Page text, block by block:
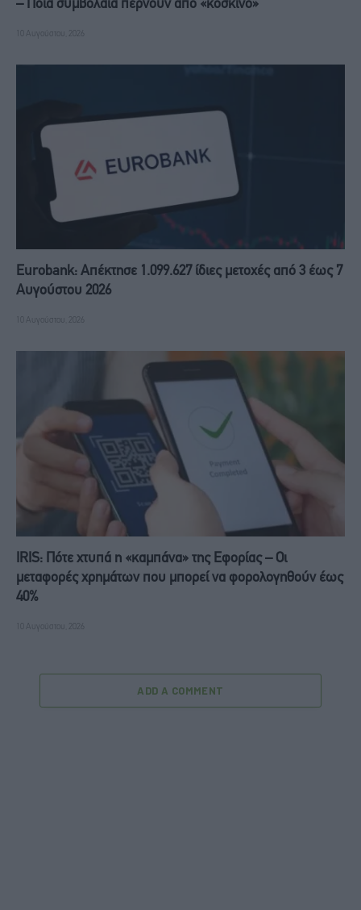
– Ποια συμβόλαια περνούν από «κόσκινο»
10 Αυγούστου, 2026
Eurobank: Απέκτησε 1.099.627 ίδιες μετοχές από 3 έως 7
Αυγούστου 2026
10 Αυγούστου, 2026
IRIS: Πότε χτυπά η «καμπάνα» της Εφορίας – Οι
μεταφορές χρημάτων που μπορεί να φορολογηθούν έως
40%
10 Αυγούστου, 2026
ADD A COMMENT